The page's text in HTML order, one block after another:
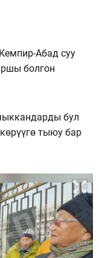
Абад суу
болгон
бул
тыюу бар